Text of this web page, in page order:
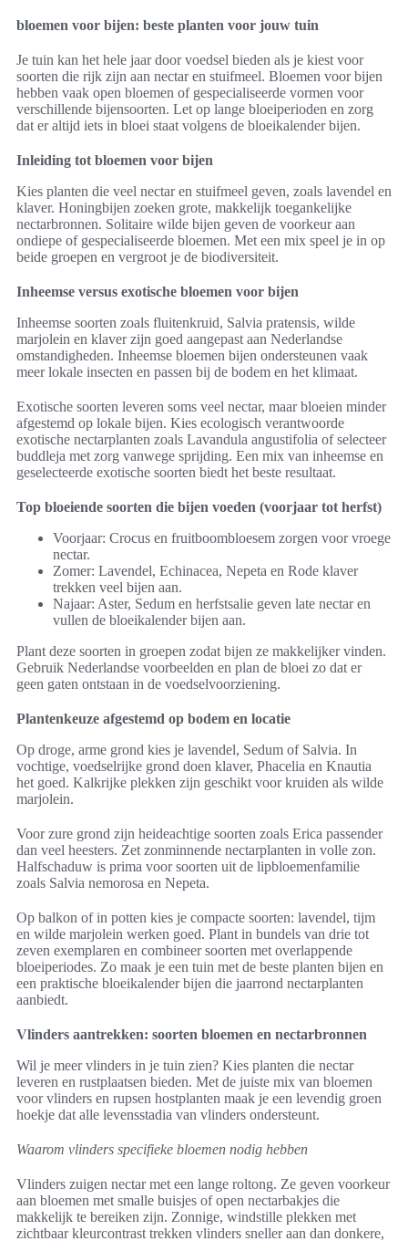
bloemen voor bijen: beste planten voor jouw tuin
Je tuin kan het hele jaar door voedsel bieden als je kiest voor
soorten die rijk zijn aan nectar en stuifmeel. Bloemen voor bijen
hebben vaak open bloemen of gespecialiseerde vormen voor
verschillende bijensoorten. Let op lange bloeiperioden en zorg
dat er altijd iets in bloei staat volgens de bloeikalender bijen.
Inleiding tot bloemen voor bijen
Kies planten die veel nectar en stuifmeel geven, zoals lavendel en
klaver. Honingbijen zoeken grote, makkelijk toegankelijke
nectarbronnen. Solitaire wilde bijen geven de voorkeur aan
ondiepe of gespecialiseerde bloemen. Met een mix speel je in op
beide groepen en vergroot je de biodiversiteit.
Inheemse versus exotische bloemen voor bijen
Inheemse soorten zoals fluitenkruid, Salvia pratensis, wilde
marjolein en klaver zijn goed aangepast aan Nederlandse
omstandigheden. Inheemse bloemen bijen ondersteunen vaak
meer lokale insecten en passen bij de bodem en het klimaat.
Exotische soorten leveren soms veel nectar, maar bloeien minder
afgestemd op lokale bijen. Kies ecologisch verantwoorde
exotische nectarplanten zoals Lavandula angustifolia of selecteer
buddleja met zorg vanwege sprijding. Een mix van inheemse en
geselecteerde exotische soorten biedt het beste resultaat.
Top bloeiende soorten die bijen voeden (voorjaar tot herfst)
Voorjaar: Crocus en fruitboombloesem zorgen voor vroege
nectar.
Zomer: Lavendel, Echinacea, Nepeta en Rode klaver
trekken veel bijen aan.
Najaar: Aster, Sedum en herfstsalie geven late nectar en
vullen de bloeikalender bijen aan.
Plant deze soorten in groepen zodat bijen ze makkelijker vinden.
Gebruik Nederlandse voorbeelden en plan de bloei zo dat er
geen gaten ontstaan in de voedselvoorziening.
Plantenkeuze afgestemd op bodem en locatie
Op droge, arme grond kies je lavendel, Sedum of Salvia. In
vochtige, voedselrijke grond doen klaver, Phacelia en Knautia
het goed. Kalkrijke plekken zijn geschikt voor kruiden als wilde
marjolein.
Voor zure grond zijn heideachtige soorten zoals Erica passender
dan veel heesters. Zet zonminnende nectarplanten in volle zon.
Halfschaduw is prima voor soorten uit de lipbloemenfamilie
zoals Salvia nemorosa en Nepeta.
Op balkon of in potten kies je compacte soorten: lavendel, tijm
en wilde marjolein werken goed. Plant in bundels van drie tot
zeven exemplaren en combineer soorten met overlappende
bloeiperiodes. Zo maak je een tuin met de beste planten bijen en
een praktische bloeikalender bijen die jaarrond nectarplanten
aanbiedt.
Vlinders aantrekken: soorten bloemen en nectarbronnen
Wil je meer vlinders in je tuin zien? Kies planten die nectar
leveren en rustplaatsen bieden. Met de juiste mix van bloemen
voor vlinders en rupsen hostplanten maak je een levendig groen
hoekje dat alle levensstadia van vlinders ondersteunt.
Waarom vlinders specifieke bloemen nodig hebben
Vlinders zuigen nectar met een lange roltong. Ze geven voorkeur
aan bloemen met smalle buisjes of open nectarbakjes die
makkelijk te bereiken zijn. Zonnige, windstille plekken met
zichtbaar kleurcontrast trekken vlinders sneller aan dan donkere,